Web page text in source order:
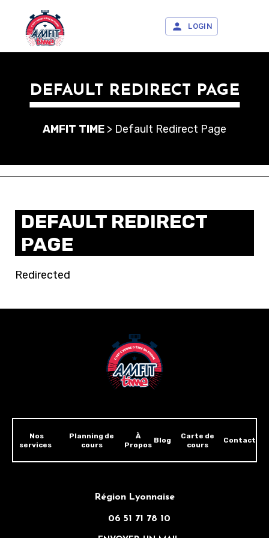
LOGIN
DEFAULT REDIRECT PAGE
AMFIT TIME > Default Redirect Page
DEFAULT REDIRECT
PAGE
Redirected
Nos
services
Planning de
cours
À
Propos
Blog
Carte de
cours
Contact
Région Lyonnaise
06 51 71 78 10